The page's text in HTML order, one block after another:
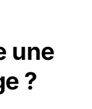
une
?